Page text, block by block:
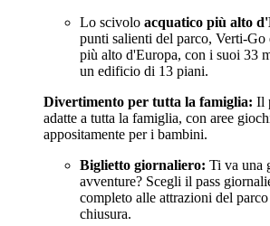
Lo scivolo acquatico più alto
punti salienti del parco, Verti-
più alto d'Europa, con i suoi 33
un edificio di 13 piani.
Divertimento per tutta la famiglia: Il
adatte a tutta la famiglia, con aree
appositamente per i bambini.
Biglietto giornaliero: Ti va una
avventure? Scegli il pass
completo alle attrazioni del
chiusura.